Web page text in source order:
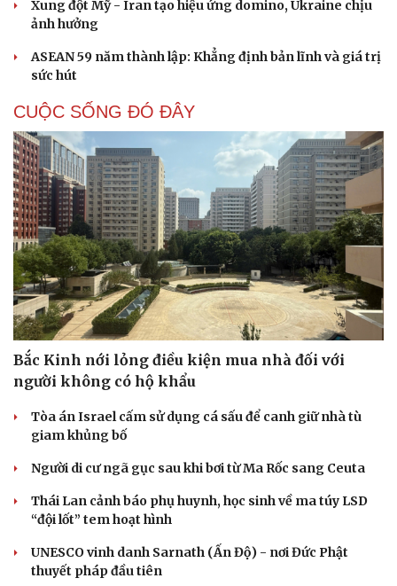
Cải chính
Xung đột Mỹ - Iran tạo hiệu ứng domino, Ukraine chịu
ảnh hưởng
ASEAN 59 năm thành lập: Khẳng định bản lĩnh và giá trị
sức hút
CUỘC SỐNG ĐÓ ĐÂY
Bắc Kinh nới lỏng điều kiện mua nhà đối với
người không có hộ khẩu
Tòa án Israel cấm sử dụng cá sấu để canh giữ nhà tù
giam khủng bố
Người di cư ngã gục sau khi bơi từ Ma Rốc sang Ceuta
Thái Lan cảnh báo phụ huynh, học sinh về ma túy LSD
“đội lốt” tem hoạt hình
UNESCO vinh danh Sarnath (Ấn Độ) - nơi Đức Phật
thuyết pháp đầu tiên